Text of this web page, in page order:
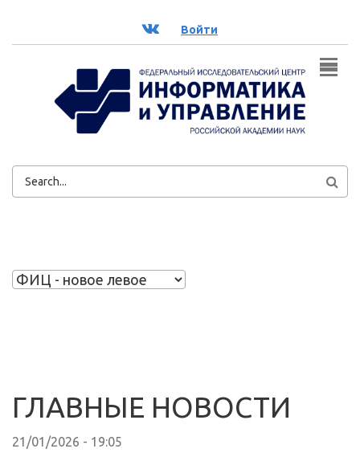
ВК Войти
ФОРМА
ГЛАВНЫЕ НОВОСТИ
21/01/2026 - 19:05